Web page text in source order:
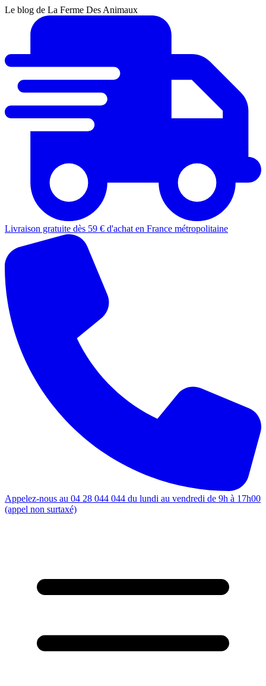
Le blog de La Ferme Des Animaux
Livraison gratuite dès 59 € d'achat en France métropolitaine
Appelez-nous au 04 28 044 044 du lundi au vendredi de 9h à 17h00
(appel non surtaxé)